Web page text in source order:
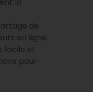
de
en ligne
facile et
pour